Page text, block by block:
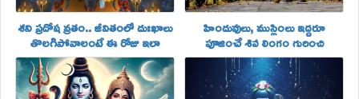
శని ప్రదోష వ్రతం.. జీవితంలో దుఃఖాలు
తొలగిపోవాలంటే ఈ రోజు ఇలా
చేయండి..!
హిందువులు, ముస్లింలు ఇద్దరూ
పూజించే శివ లింగం గురించి
తెలుసా....